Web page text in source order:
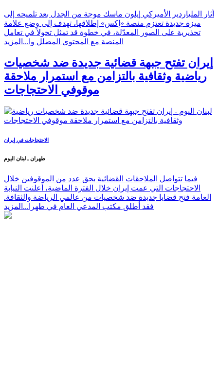
أثار الملياردير الأميركي إيلون ماسك موجة من الجدل بعد تلميحه إلى
ميزة جديدة تعتزم منصة «إكس» إطلاقها، تهدف إلى وضع علامة
تحذيرية على الصور المعدّلة، في خطوة قد تمثل تحولاً في تعامل
المنصة مع المحتوى المضلل وا... المزيد
إيران تفتح جبهة قضائية جديدة ضد شخصيات
رياضية وثقافية بالتزامن مع استمرار ملاحقة
موقوفي الاحتجاجات
الاحتجاجات في إيران
طهران ـ لبنان اليوم
فيما تتواصل الملاحقات القضائية بحق عدد من الموقوفين خلال
الاحتجاجات التي عمت إيران خلال الفترة الماضية، أعلنت النيابة
العامة فتح قضايا جديدة ضد شخصيات من عالمي الرياضة والثقافة.
فقد أطلق مكتب المدعي العام في طهرا... المزيد